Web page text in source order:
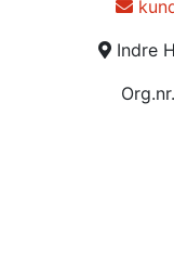
Indre